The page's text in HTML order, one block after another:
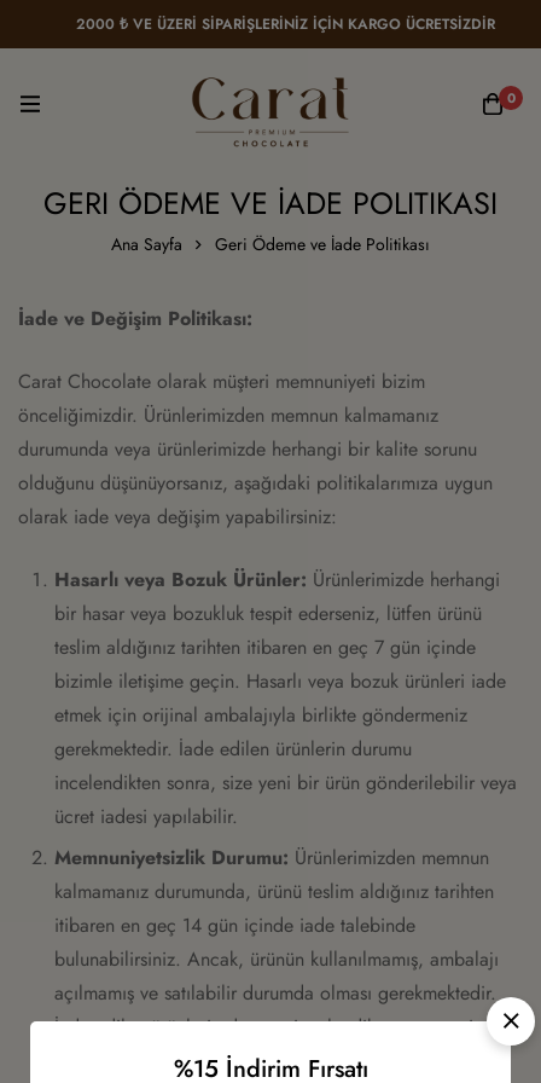
2000 ₺ VE ÜZERİ SİPARİŞLERİNİZ İÇİN KARGO ÜCRETSİZDİR
0
GERI ÖDEME VE İADE POLITIKASI
Ana Sayfa Geri Ödeme ve İade Politikası
İade ve Değişim Politikası:
Carat Chocolate olarak müşteri memnuniyeti bizim
önceliğimizdir. Ürünlerimizden memnun kalmamanız
durumunda veya ürünlerimizde herhangi bir kalite sorunu
olduğunu düşünüyorsanız, aşağıdaki politikalarımıza uygun
olarak iade veya değişim yapabilirsiniz:
Hasarlı veya Bozuk Ürünler: Ürünlerimizde herhangi
bir hasar veya bozukluk tespit ederseniz, lütfen ürünü
teslim aldığınız tarihten itibaren en geç 7 gün içinde
bizimle iletişime geçin. Hasarlı veya bozuk ürünleri iade
etmek için orijinal ambalajıyla birlikte göndermeniz
gerekmektedir. İade edilen ürünlerin durumu
incelendikten sonra, size yeni bir ürün gönderilebilir veya
ücret iadesi yapılabilir.
Memnuniyetsizlik Durumu: Ürünlerimizden memnun
kalmamanız durumunda, ürünü teslim aldığınız tarihten
itibaren en geç 14 gün içinde iade talebinde
bulunabilirsiniz. Ancak, ürünün kullanılmamış, ambalajı
açılmamış ve satılabilir durumda olması gerekmektedir.
İade edilen ürünlerin durumu incelendikten sonra, size
ücret iadesi yapılacaktır.%15 İndirim Fırsatı